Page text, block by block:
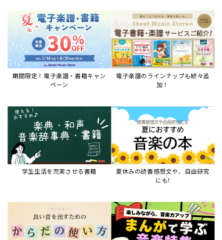
期間限定！電子楽譜・書籍キャン
ペーン
電子楽譜のラインナップも続々追
加！
学生生活を充実させる書籍
夏休みの読書感想文や、自由研究
にも!